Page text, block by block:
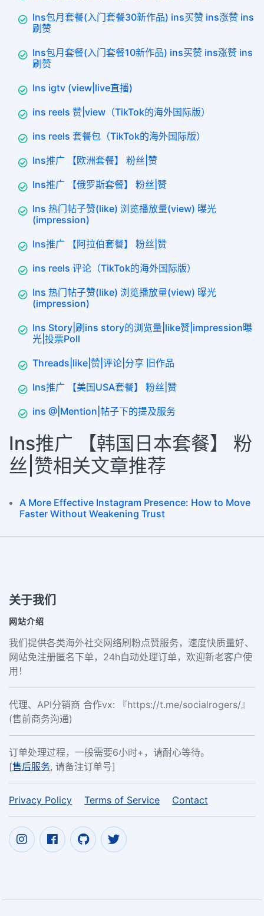
Ins包月套餐(入门套餐30新作品) ins买赞 ins涨赞 ins
刷赞
Ins包月套餐(入门套餐10新作品) ins买赞 ins涨赞 ins
刷赞
Ins igtv (view|live直播)
ins reels 赞|view（TikTok的海外国际版）
ins reels 套餐包（TikTok的海外国际版）
Ins推广 【欧洲套餐】 粉丝|赞
Ins推广 【俄罗斯套餐】 粉丝|赞
Ins 热门帖子赞(like) 浏览播放量(view) 曝光
(impression)
Ins推广 【阿拉伯套餐】 粉丝|赞
ins reels 评论（TikTok的海外国际版）
Ins 热门帖子赞(like) 浏览播放量(view) 曝光
(impression)
Ins Story|刷ins story的浏览量|like赞|impression曝
光|投票Poll
Threads|like|赞|评论|分享 旧作品
Ins推广 【美国USA套餐】 粉丝|赞
ins @|Mention|帖子下的提及服务
Ins推广 【韩国日本套餐】 粉
丝|赞相关文章推荐
A More Effective Instagram Presence: How to Move
Faster Without Weakening Trust
关于我们
网站介绍
我们提供各类海外社交网络刷粉点赞服务，速度快质量好、
网站免注册匿名下单，24h自动处理订单，欢迎新老客户使
用！
代理、API分销商 合作vx: 『https://t.me/socialrogers/』
(售前商务沟通)
订单处理过程，一般需要6小时+，请耐心等待。
[售后服务, 请备注订单号]
Privacy Policy Terms of Service Contact